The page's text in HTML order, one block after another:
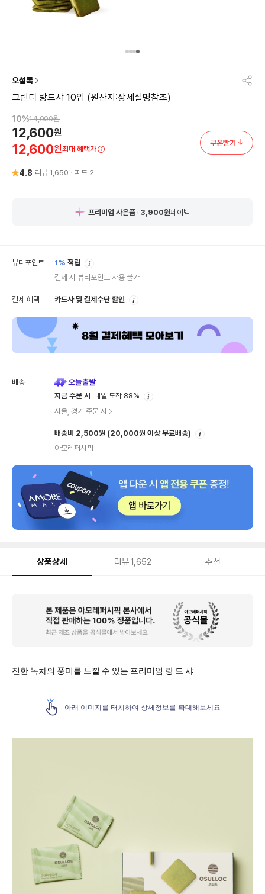
오설록
그린티 랑드샤 10입 (원산지:상세설명참조)
10%14,000원
12,600원
12,600원최대 혜택가
쿠폰받기
4.8 리뷰 1,650 피드 2
프리미엄 사은품+3,900원페이백
뷰티포인트 1% 적립
결제 시 뷰티포인트 사용 불가
결제 혜택 카드사 및 결제수단 할인
배송
지금 주문 시
내일 도착 88%
서울, 경기 주문 시
배송비 2,500원 (20,000원 이상 무료배송)
아모레퍼시픽
상품상세 리뷰1,652 추천
진한 녹차의 풍미를 느낄 수 있는 프리미엄 랑 드 샤
아래 이미지를 터치하여 상세정보를 확대해보세요